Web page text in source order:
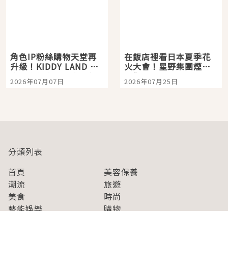
角色IP粉絲購物天堂再
升級！KIDDY LAND 原
宿店吉伊卡哇迎客，新
開幕 OMOKADO 店3分
2026年07月07日
在飯店裡看日本夏季花
火大會！星野集團煙火
景觀飯店6選，讓你不用
人擠人悠閒欣賞
2026年07月25日
分類列表
首頁
美容保養
潮流
旅遊
美食
時尚
藝能娛樂
購物